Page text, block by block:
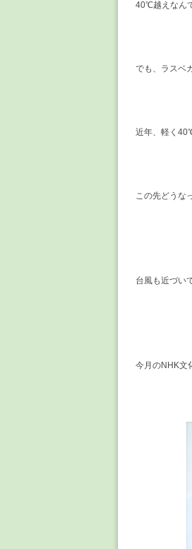
40℃越えなん
でも、ラスベ
近年、軽く
この先どうな
台風も近づい
今月のNHK文